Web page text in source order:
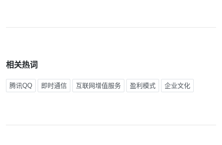
相关热词
腾讯QQ 即时通信 互联网增值服务 盈利模式 企业文化